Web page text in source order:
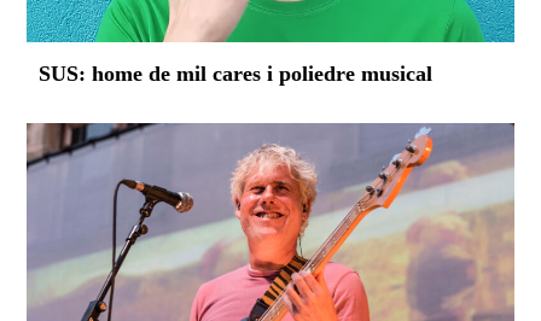
SUS: home de mil cares i poliedre musical